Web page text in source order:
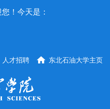
！今天是：
东北石油大学主页
人才招聘